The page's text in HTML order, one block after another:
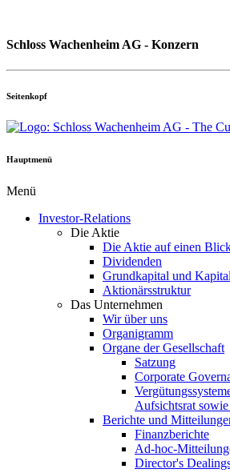
Schloss Wachenheim AG - Konzern
Seitenkopf
Hauptmenü
Menü
Investor-Relations
Die Aktie
Die Aktie auf einen
Dividenden
Grundkapital und
Aktionärsstruktur
Das Unternehmen
Wir über uns
Organigramm
Organe der Gesellschaft
Satzung
Corporate
Aufsichtsrat
Berichte und
Finanzberichte
Ad-hoc-
Director's